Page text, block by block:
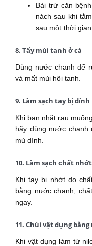
Bài trừ căn
nách sau khi
sau một thời
8. Tẩy mùi tanh ở cá
Dùng nước chanh để
và mất mùi hôi tanh.
9. Làm sạch tay bị
Khi bạn nhặt rau
hãy dùng nước chanh
mủ dính.
10. Làm sạch chất
Khi tay bị nhớt do
bằng nước chanh,
ngay.
11. Chùi vật dụng
Khi vật dụng làm từ